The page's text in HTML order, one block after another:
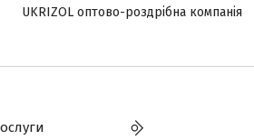
UKRIZOL оптово-роздрібна компанія